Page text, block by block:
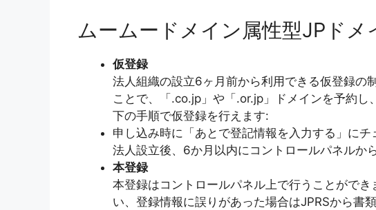
ムームードメイン属性型JPドメ
仮登録
法人組織の設立6ヶ月前から利用できる仮登録の
ことで、「.co.jp」や「.or.jp」ドメインを予約し
下の手順で仮登録を行えます:
申し込み時に「あとで登記情報を入力する」にチ
法人設立後、6か月以内にコントロールパネルか
本登録
本登録はコントロールパネル上で行うことがで
い、登録情報に誤りがあった場合はJPRSから書